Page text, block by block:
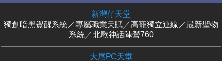
新灣仔天堂
獨創暗黑覺醒系統／專屬職業天賦／高寵獨立連線／最新聖物
系統／北歐神話陣營760
大尾PC天堂